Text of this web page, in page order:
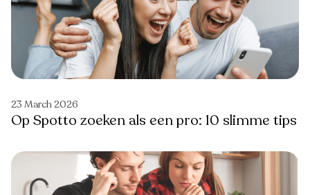
23 March 2026
Op Spotto zoeken als een pro: 10 slimme tips